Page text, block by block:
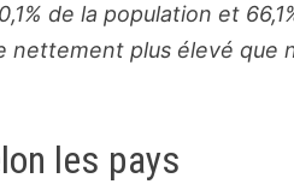
de la population et
nettement plus élevé que
les pays